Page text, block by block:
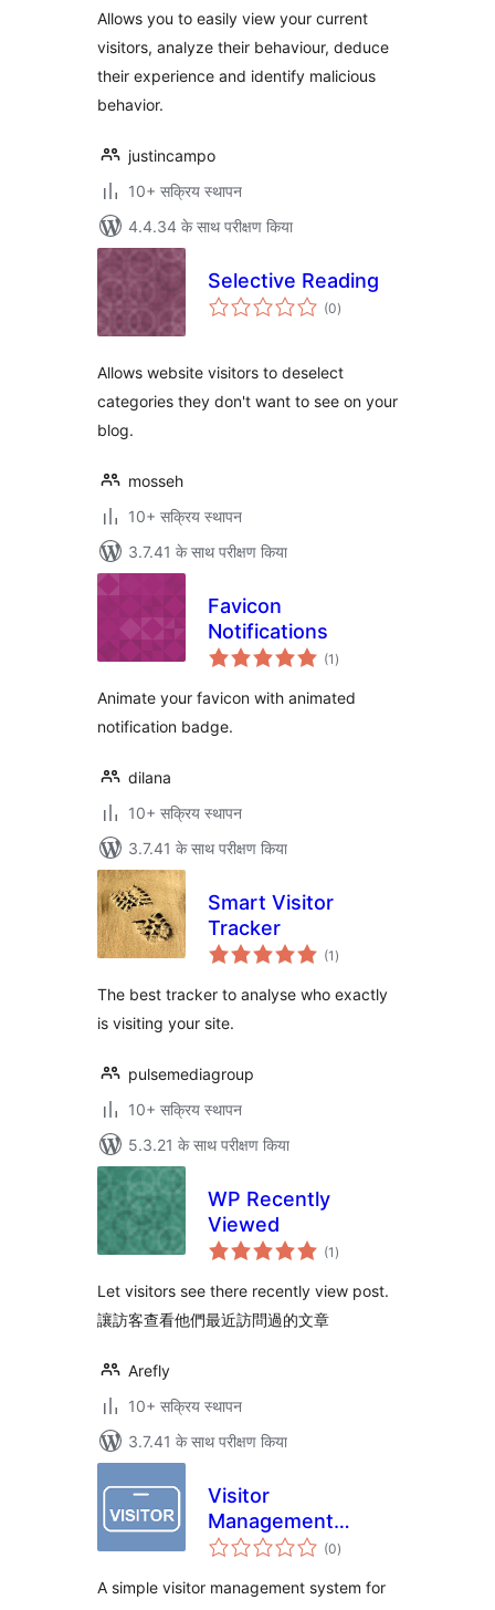
Allows you to easily view your current
visitors, analyze their behaviour, deduce
their experience and identify malicious
behavior.
justincampo
10+ सक्रिय स्थापन
4.4.34 के साथ परीक्षण किया
Selective Reading
(0कुल
दर)
Allows website visitors to deselect
categories they don't want to see on your
blog.
mosseh
10+ सक्रिय स्थापन
3.7.41 के साथ परीक्षण किया
Favicon
Notifications
(1 कुल
दर)
Animate your favicon with animated
notification badge.
dilana
10+ सक्रिय स्थापन
3.7.41 के साथ परीक्षण किया
Smart Visitor
Tracker
(1 कुल
दर)
The best tracker to analyse who exactly
is visiting your site.
pulsemediagroup
10+ सक्रिय स्थापन
5.3.21 के साथ परीक्षण किया
WP Recently
Viewed
(1 कुल
दर)
Let visitors see there recently view post.
讓訪客查看他們最近訪問過的文章
Arefly
10+ सक्रिय स्थापन
3.7.41 के साथ परीक्षण किया
Visitor
Management
System – Office
Logbook
(0कुल
दर)
A simple visitor management system for